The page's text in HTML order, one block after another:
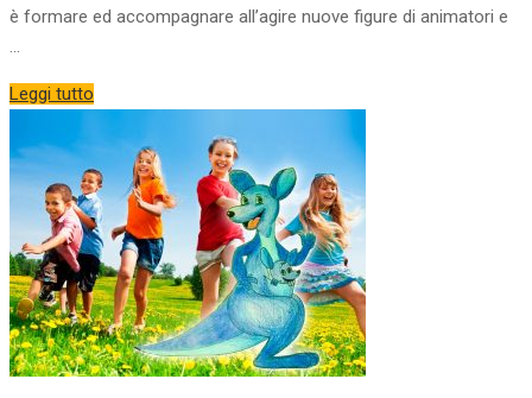
è formare ed accompagnare all’agire nuove figure di animatori e
…
Leggi tutto